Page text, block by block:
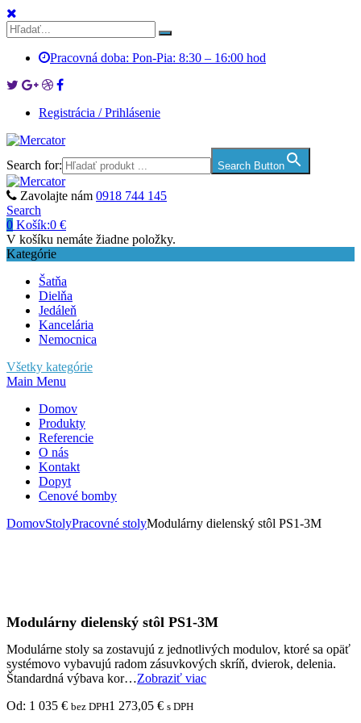
Pracovná doba: Pon-Pia: 8:30 – 16:00 hod
Registrácia / Prihlásenie
Search for: Search Button
Zavolajte nám 0918 744 145
Search
0 Košík:0 €
V košíku nemáte žiadne položky.
Kategórie
Šatňa
Dielňa
Jedáleň
Kancelária
Nemocnica
Všetky kategórie
Main Menu
Domov
Produkty
Referencie
O nás
Kontakt
Dopyt
Cenové bomby
DomovStolyPracovné stolyModulárny dielenský stôl PS1-3M
Modulárny dielenský stôl PS1-3M
Modulárne stoly sa zostavujú z jednotlivých modulov, ktoré sa opäť
systémovo vybavujú radom zásuvkových skríň, dvierok, delenia.
Štandardná výbava kor…Zobraziť viac
Od: 1 035 € bez DPH1 273,05 € s DPH